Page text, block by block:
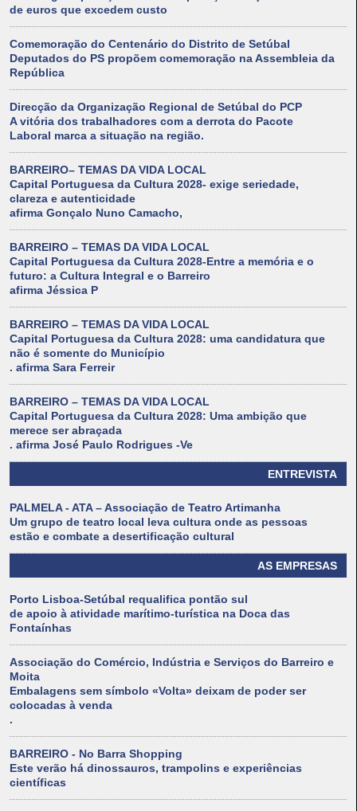
de euros que excedem custo
Comemoração do Centenário do Distrito de Setúbal
Deputados do PS propõem comemoração na Assembleia da
República
Direcção da Organização Regional de Setúbal do PCP
A vitória dos trabalhadores com a derrota do Pacote
Laboral marca a situação na região.
BARREIRO– TEMAS DA VIDA LOCAL
Capital Portuguesa da Cultura 2028- exige seriedade,
clareza e autenticidade
afirma Gonçalo Nuno Camacho,
BARREIRO – TEMAS DA VIDA LOCAL
Capital Portuguesa da Cultura 2028-Entre a memória e o
futuro: a Cultura Integral e o Barreiro
afirma Jéssica P
BARREIRO – TEMAS DA VIDA LOCAL
Capital Portuguesa da Cultura 2028: uma candidatura que
não é somente do Município
. afirma Sara Ferreir
BARREIRO – TEMAS DA VIDA LOCAL
Capital Portuguesa da Cultura 2028: Uma ambição que
merece ser abraçada
. afirma José Paulo Rodrigues -Ve
ENTREVISTA
PALMELA - ATA – Associação de Teatro Artimanha
Um grupo de teatro local leva cultura onde as pessoas
estão e combate a desertificação cultural
AS EMPRESAS
Porto Lisboa-Setúbal requalifica pontão sul
de apoio à atividade marítimo-turística na Doca das
Fontaínhas
Associação do Comércio, Indústria e Serviços do Barreiro e
Moita
Embalagens sem símbolo «Volta» deixam de poder ser
colocadas à venda
.
BARREIRO - No Barra Shopping
Este verão há dinossauros, trampolins e experiências
científicas